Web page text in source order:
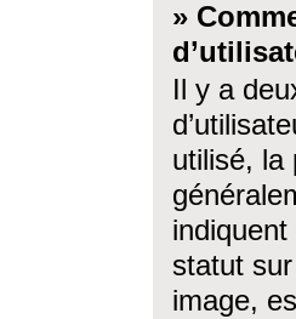
»
Il y a
utilisé, la
statut
image,